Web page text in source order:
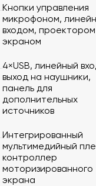
Кнопки управления
микрофоном,
входом,
экраном
4×USB, линейный
выход на наушники,
панель для
дополнительных
источников
Интегрированный
мультимедийный
контроллер
моторизированного
экрана